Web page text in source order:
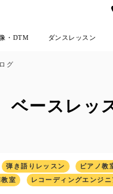
・DTM ダンスレッスン
グ
ベースレッ
弾き語りレッスン ピアノ教
室 レコーディングエンジ